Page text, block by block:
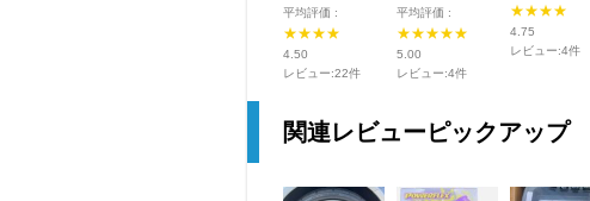
平均評価 :
★★★★
4.50
レビュー:22件
平均評価 :
★★★★★
5.00
レビュー:4件
★★★★
4.75
レビュー:4件
関連レビューピックアップ